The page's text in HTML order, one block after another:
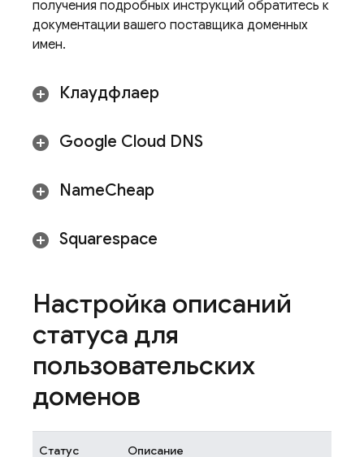
получения подробных инструкций обратитесь к
документации вашего поставщика доменных
имен.
Клаудфлаер
Google Cloud DNS
NameCheap
Squarespace
Настройка описаний
статуса для
пользовательских
доменов
Статус Описание